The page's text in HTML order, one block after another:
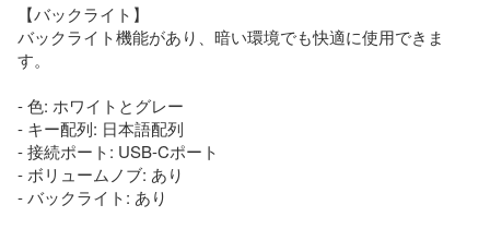
【バックライト】
バックライト機能があり、暗い環境でも快適に使用できま
す。
- 色: ホワイトとグレー
- キー配列: 日本語配列
- 接続ポート: USB-Cポート
- ボリュームノブ: あり
- バックライト: あり